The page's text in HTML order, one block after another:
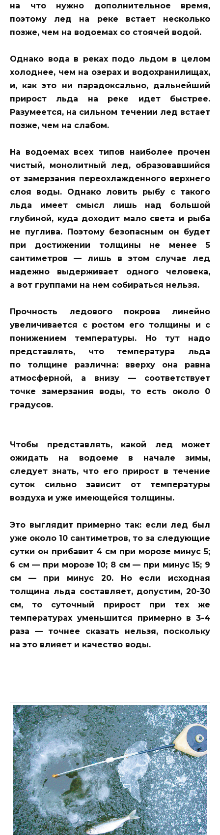
на что нужно дополнительное время,
поэтому лед на реке встает несколько
позже, чем на водоемах со стоячей водой.
Однако вода в реках подо льдом в целом
холоднее, чем на озерах и водохранилищах,
и, как это ни парадоксально, дальнейший
прирост льда на реке идет быстрее.
Разумеется, на сильном течении лед встает
позже, чем на слабом.
На водоемах всех типов наиболее прочен
чистый, монолитный лед, образовавшийся
от замерзания переохлажденного верхнего
слоя воды. Однако ловить рыбу с такого
льда имеет смысл лишь над большой
глубиной, куда доходит мало света и рыба
не пуглива. Поэтому безопасным он будет
при достижении толщины не менее 5
сантиметров — лишь в этом случае лед
надежно выдерживает одного человека,
а вот группами на нем собираться нельзя.
Прочность ледового покрова линейно
увеличивается с ростом его толщины и с
понижением температуры. Но тут надо
представлять, что температура льда
по толщине различна: вверху она равна
атмосферной, а внизу — соответствует
точке замерзания воды, то есть около 0
градусов.
Чтобы представлять, какой лед может
ожидать на водоеме в начале зимы,
следует знать, что его прирост в течение
суток сильно зависит от температуры
воздуха и уже имеющейся толщины.
Это выглядит примерно так: если лед был
уже около 10 сантиметров, то за следующие
сутки он прибавит 4 см при морозе минус 5;
6 см — при морозе 10; 8 см — при минус 15; 9
см — при минус 20. Но если исходная
толщина льда составляет, допустим, 20-30
см, то суточный прирост при тех же
температурах уменьшится примерно в 3-4
раза — точнее сказать нельзя, поскольку
на это влияет и качество воды.